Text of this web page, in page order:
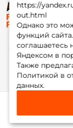
Каталог
https://
out.html
Однако это
функций
соглашаетесь
Яндексом в
Также
Политикой в
данных.
©